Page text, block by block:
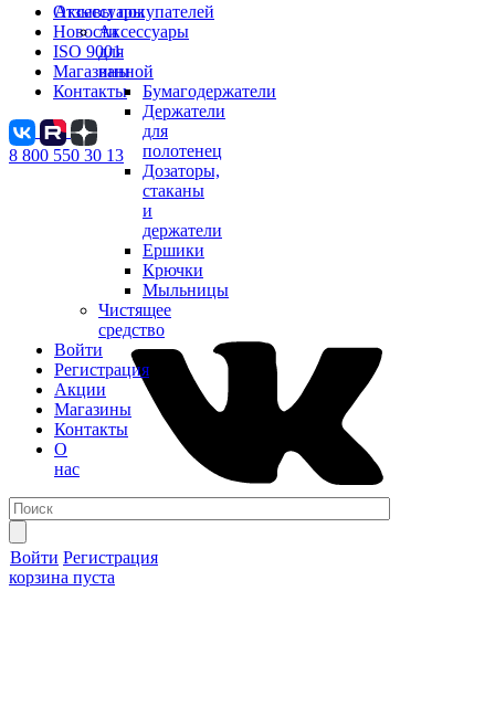
Аксессуары
Аксессуары
для
ванной
Бумагодержатели
Держатели
для
полотенец
Дозаторы,
стаканы
и
держатели
Ершики
Крючки
Мыльницы
Чистящее
средство
Войти
Регистрация
Акции
Магазины
Контакты
О
нас
Войти Регистрация
корзина пуста
Отзывы покупателей
Новости
ISO 9001
Магазины
Контакты
8 800 550 30 13